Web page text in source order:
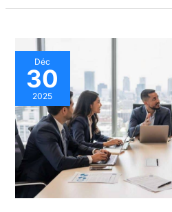
Déc
30
2025
Définition
et
gestion
d’un
vivier
de
candidats